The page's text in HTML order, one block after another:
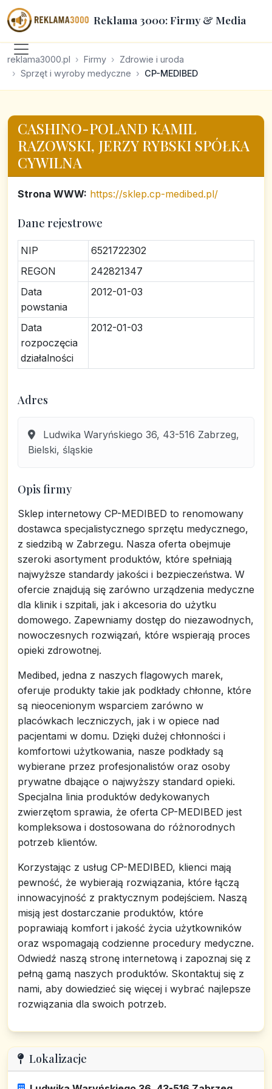
Reklama 3000: Firmy & Media
reklama3000.pl Firmy
Zdrowie i uroda
Sprzęt i wyroby medyczne
CP-MEDIBED
CASHINO-POLAND KAMIL
RAZOWSKI, JERZY RYBSKI SPÓŁKA
CYWILNA
Strona WWW: https://sklep.cp-medibed.pl/
Dane rejestrowe
NIP
6521722302
REGON
242821347
Data
powstania
2012-01-03
Data
rozpoczęcia
działalności
2012-01-03
Adres
Ludwika Waryńskiego 36, 43-516 Zabrzeg,
Bielski, śląskie
Opis firmy
Sklep internetowy CP-MEDIBED to renomowany
dostawca specjalistycznego sprzętu medycznego,
z siedzibą w Zabrzegu. Nasza oferta obejmuje
szeroki asortyment produktów, które spełniają
najwyższe standardy jakości i bezpieczeństwa. W
ofercie znajdują się zarówno urządzenia medyczne
dla klinik i szpitali, jak i akcesoria do użytku
domowego. Zapewniamy dostęp do niezawodnych,
nowoczesnych rozwiązań, które wspierają proces
opieki zdrowotnej.
Medibed, jedna z naszych flagowych marek,
oferuje produkty takie jak podkłady chłonne, które
są nieocenionym wsparciem zarówno w
placówkach leczniczych, jak i w opiece nad
pacjentami w domu. Dzięki dużej chłonności i
komfortowi użytkowania, nasze podkłady są
wybierane przez profesjonalistów oraz osoby
prywatne dbające o najwyższy standard opieki.
Specjalna linia produktów dedykowanych
zwierzętom sprawia, że oferta CP-MEDIBED jest
kompleksowa i dostosowana do różnorodnych
potrzeb klientów.
Korzystając z usług CP-MEDIBED, klienci mają
pewność, że wybierają rozwiązania, które łączą
innowacyjność z praktycznym podejściem. Naszą
misją jest dostarczanie produktów, które
poprawiają komfort i jakość życia użytkowników
oraz wspomagają codzienne procedury medyczne.
Odwiedź naszą stronę internetową i zapoznaj się z
pełną gamą naszych produktów. Skontaktuj się z
nami, aby dowiedzieć się więcej i wybrać najlepsze
rozwiązania dla swoich potrzeb.
Lokalizacje